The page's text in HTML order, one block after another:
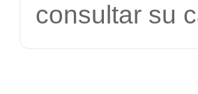
consultar su